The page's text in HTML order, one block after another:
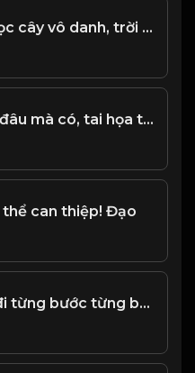
Đất không mọc cây vô danh, trời không sinh người vô dụng! Đạo
Phúc lành do đâu mà có, tai họa từ đâu mà ra! & Đạo
thể can thiệp! Đạo
Đời người, là đi từng bước từng bước và vứt bỏ từng chút từng chút...! & Đạo